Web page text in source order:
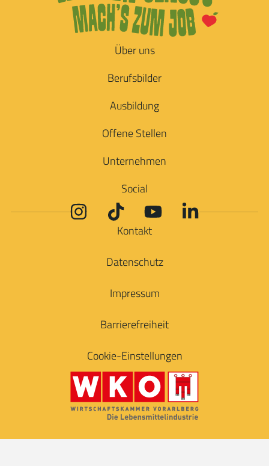
Über uns
Berufsbilder
Ausbildung
Offene Stellen
Unternehmen
Social
Kontakt
Datenschutz
Impressum
Barrierefreiheit
Cookie-Einstellungen